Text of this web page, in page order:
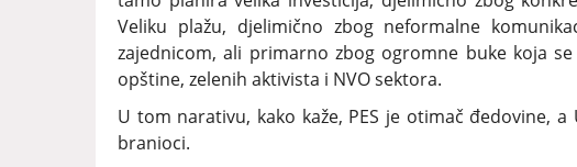
Veliku plažu, djelimično zbog neformalne
zajednicom, ali primarno zbog ogromne buke koja
opštine, zelenih aktivista i NVO sektora.
U tom narativu, kako kaže, PES je otimač đedovine,
branioci.